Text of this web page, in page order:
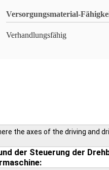
Versorgungsmaterial-
Verhandlungsfähig
the axes of the driving and
der Steuerung der